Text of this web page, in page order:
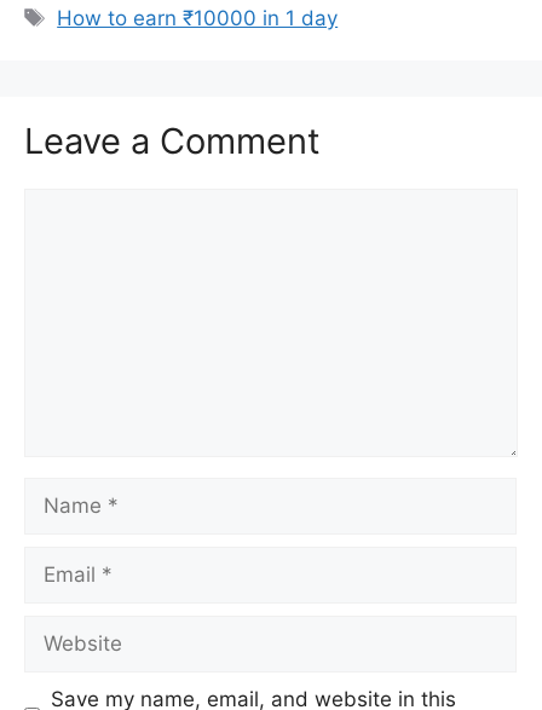
Tags
How to earn ₹10000 in 1 day
Leave a Comment
Name
Email
Website
Save my name, email, and website in this